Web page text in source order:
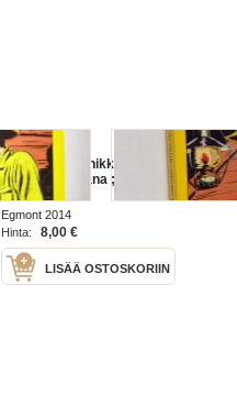
Tex Willer Kronikka 40 :
Poppamies Nana ; Pidättäkää Tex
Willer!
Egmont 2014
Hinta:
8,00 €
LISÄÄ OSTOSKORIIN